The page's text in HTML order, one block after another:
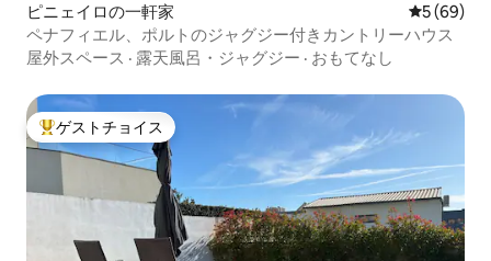
ピニェイロの一軒家 レビュー
5 (69)
ペナフィエル、ポルトのジャグジー付きカントリーハウス
屋外スペース · 露天風呂・ジャグジー · おもてなし
大好評のゲストチョイスです。
ゲストチョイス